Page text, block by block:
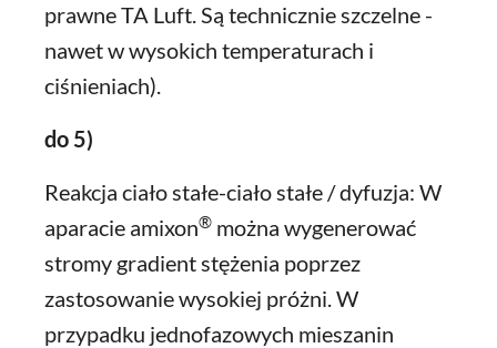
prawne TA Luft. Są technicznie szczelne -
nawet w wysokich temperaturach i
ciśnieniach).
do 5)
Reakcja ciało stałe-ciało stałe / dyfuzja: W
aparacie amixon® można wygenerować
stromy gradient stężenia poprzez
zastosowanie wysokiej próżni. W
przypadku jednofazowych mieszanin